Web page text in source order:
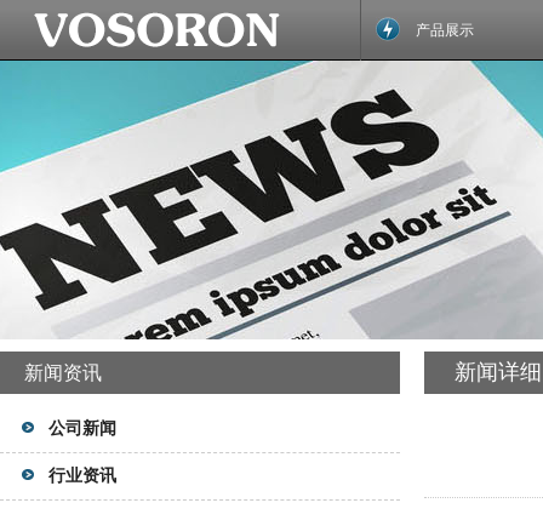
产品展示
新闻资讯
公司新闻
行业资讯
新闻详细